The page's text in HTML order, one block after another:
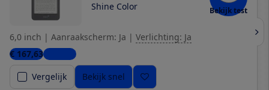
Shine Color Bekijk test
6,0 inch | Aanraakscherm: Ja | Verlichting: Ja
€ 167,631 winkel
Vergelijk
Bekijk snel